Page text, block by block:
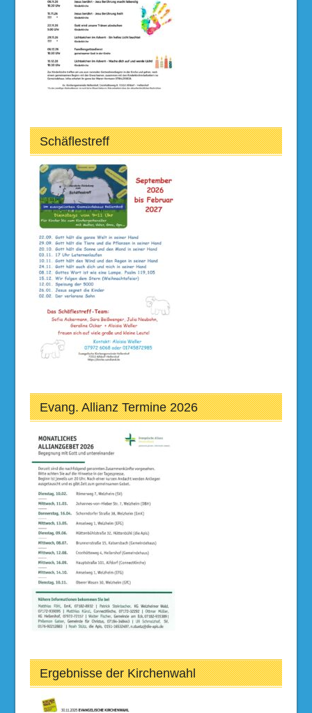
Schäflestreff
Evang. Allianz Termine 2026
Ergebnisse der Kirchenwahl